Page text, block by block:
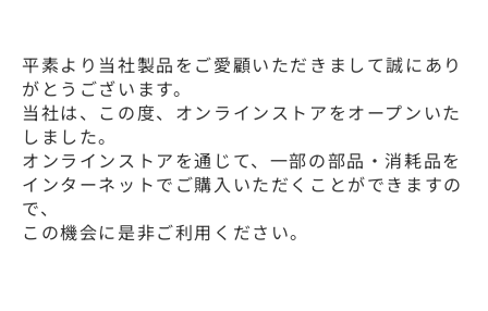
平素より当社製品をご愛顧いただきまして誠にあり
がとうございます。
当社は、この度、オンラインストアをオープンいた
しました。
オンラインストアを通じて、一部の部品・消耗品を
インターネットでご購入いただくことができますの
で、
この機会に是非ご利用ください。